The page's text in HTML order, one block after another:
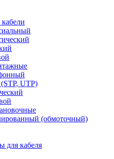
UTP)
(обмоточный)
для кабеля